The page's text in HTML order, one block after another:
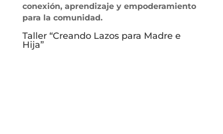
conexión, aprendizaje y empoderamiento
para la comunidad.
Taller “Creando Lazos para Madre e
Hija”